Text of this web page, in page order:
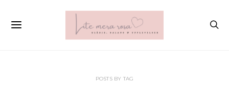
POSTS BY TAG